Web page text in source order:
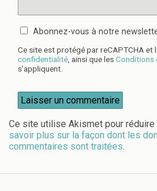
Abonnez-vous à notre
Ce site est protégé par reCAPTCHA et
confidentialité , ainsi que lesConditions
s’appliquent.
Ce site utilise Akismet pour
savoir plus sur la façon dont les
commentaires sont traitées.